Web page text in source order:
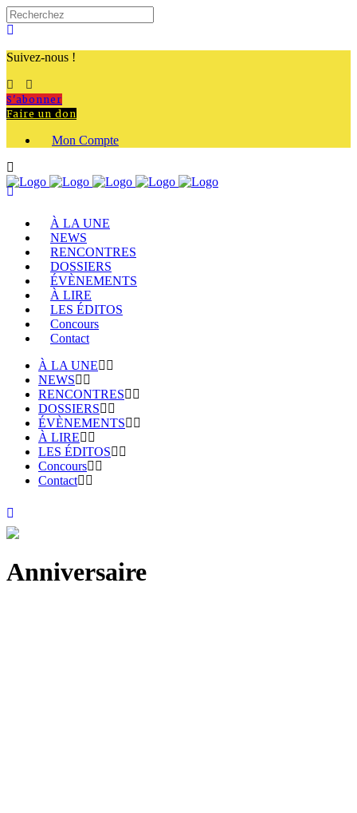
Suivez-nous !
S'abonner
Faire un don
Mon Compte
À LA UNE
NEWS
RENCONTRES
DOSSIERS
ÉVÈNEMENTS
À LIRE
LES ÉDITOS
Concours
Contact
À LA UNE
NEWS
RENCONTRES
DOSSIERS
ÉVÈNEMENTS
À LIRE
LES ÉDITOS
Concours
Contact
Anniversaire